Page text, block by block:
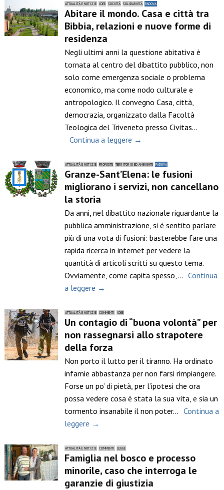
ATTUALITÀ E NOTIZIE IDEE SOCIETÀ SOLIDARIETÀ PADOVA
Abitare il mondo. Casa e città tra
Bibbia, relazioni e nuove forme di
residenza
Negli ultimi anni la questione abitativa è
tornata al centro del dibattito pubblico, non
solo come emergenza sociale o problema
economico, ma come nodo culturale e
antropologico. Il convegno Casa, città,
democrazia, organizzato dalla Facoltà
Teologica del Triveneto presso Civitas…
Continua a leggere →
ATTUALITÀ E NOTIZIE PROPOSTE TERRITORIO ED AMBIENTE PADOVA
Granze-Sant’Elena: le fusioni
migliorano i servizi, non cancellano
la storia
Da anni, nel dibattito nazionale riguardante la
pubblica amministrazione, si è sentito parlare
più di una vota di fusioni: basterebbe fare una
rapida ricerca in internet per vedere la
quantità di articoli scritti su questo tema.
Ovviamente, come capita spesso,… Continua
a leggere →
ATTUALITÀ E NOTIZIE COMMENTI IDEE
Un contagio di “buona volontà” per
non rassegnarsi allo strapotere
della forza
Non porto il lutto per il tiranno. Ha ordinato
infamie abbastanza per non farsi rimpiangere.
Forse un po’ di pietà, per l’ipotesi che ora
possa vedere cosa è stata la sua vita, e sia un
tormento insanabile il non poter… Continua a
leggere →
ATTUALITÀ E NOTIZIE COMMENTI LEGGE
Famiglia nel bosco e processo
minorile, caso che interroga le
garanzie di giustizia